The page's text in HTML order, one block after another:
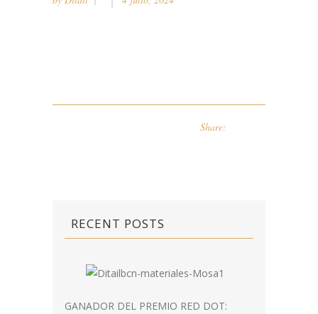
Share:
RECENT POSTS
GANADOR DEL PREMIO RED DOT: